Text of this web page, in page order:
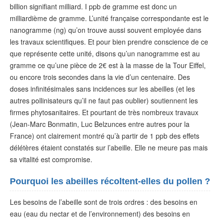
billion signifiant milliard. I ppb de gramme est donc un
milliardième de gramme. L’unité française correspondante est le
nanogramme (ng) qu’on trouve aussi souvent employée dans
les travaux scientifiques. Et pour bien prendre conscience de ce
que représente cette unité, disons qu’un nanogramme est au
gramme ce qu’une pièce de 2€ est à la masse de la Tour Eiffel,
ou encore trois secondes dans la vie d’un centenaire. Des
doses infinitésimales sans incidences sur les abeilles (et les
autres pollinisateurs qu’il ne faut pas oublier) soutiennent les
firmes phytosanitaires. Et pourtant de très nombreux travaux
(Jean-Marc Bonmatin, Luc Belzunces entre autres pour la
France) ont clairement montré qu’à partir de 1 ppb des effets
délétères étaient constatés sur l’abeille. Elle ne meure pas mais
sa vitalité est compromise.
Pourquoi les abeilles récoltent-elles du pollen ?
Les besoins de l’abeille sont de trois ordres : des besoins en
eau (eau du nectar et de l’environnement) des besoins en